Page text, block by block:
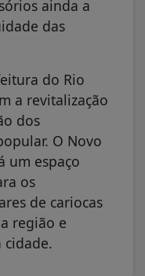
ainda a
das
do Rio
a revitalização
dos
O Novo
um espaço
os
de cariocas
região e
cidade.